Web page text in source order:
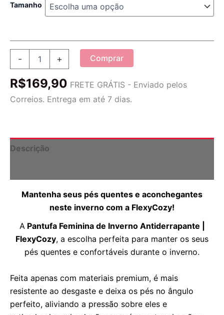
Tamanho
-
Inverno
|
+ Comprar
R$169,90 FRETE GRÁTIS - Enviado pelos
Correios. Entrega em até 7 dias.
Descrição
Mantenha seus pés quentes e aconchegantes
neste inverno com a FlexyCozy!
APantufa Feminina de Inverno Antiderrapante |
FlexyCozy, a escolha perfeita para manter os seus
pés quentes e confortáveis durante o inverno.
Feita apenas com materiais premium, é mais
resistente ao desgaste e deixa os pés no ângulo
perfeito, aliviando a pressão sobre eles e